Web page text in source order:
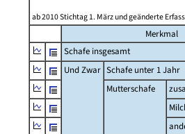
ab 2010 Stichtag 1. März und geänderte
Merkmal
Schafe insgesamt
Und Zwar Schafe unter 1 Jahr
Mutterschafe